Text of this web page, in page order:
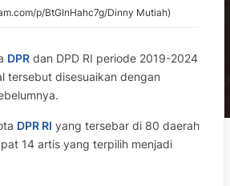
p/BtGInHahc7g/Dinny Mutiah)
DPR dan DPD RI periode 2019-2024
tersebut disesuaikan dengan
DPR RI yang tersebar di 80 daerah
14 artis yang terpilih menjadi